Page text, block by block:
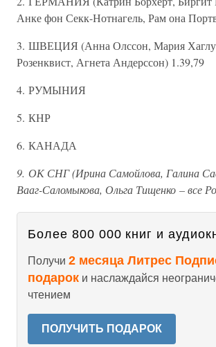
Анке фон Секк-Нотнагель, Рам она
3. ШВЕЦИЯ (Анна Олссон, Мария
Розенквист, Агнета Андерссон) 1.39,79
4. РУМЫНИЯ
5. КНР
6. КАНАДА
9. ОК СНГ (Ирина Самойлова, Галина
Вааг-Саломыкова, Ольга Тищенко – все
Более 800 000 книг и
Получи 2 месяца Литрес
подарок и наслаждайся
чтением
ПОЛУЧИТЬ ПОДАРОК